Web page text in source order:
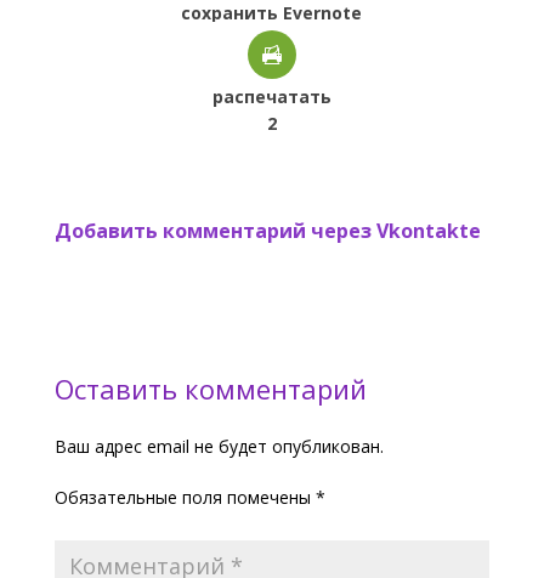
сохранить Evernote
распечатать
2
Добавить комментарий через Vkontakte
Оставить комментарий
Ваш адрес email не будет опубликован.
Обязательные поля помечены *